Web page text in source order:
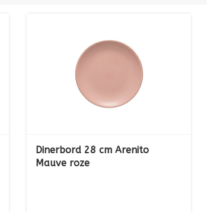
Dinerbord 28 cm Arenito
Mauve roze